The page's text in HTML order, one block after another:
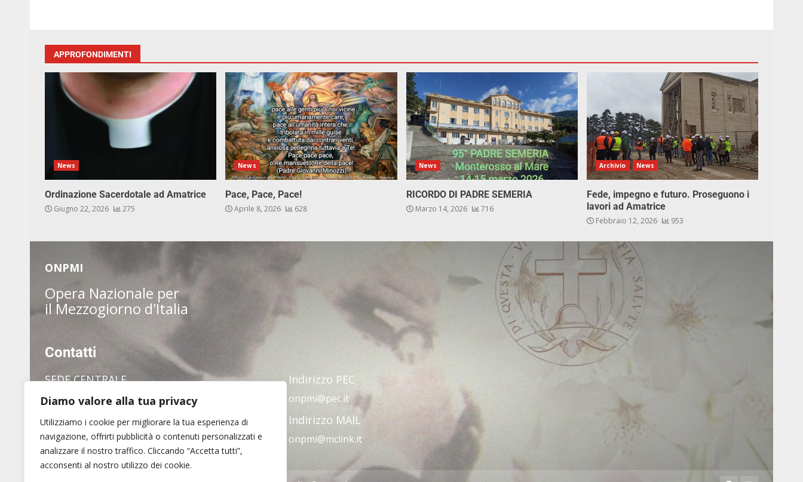
Diamo valore alla tua privacy
Utilizziamo i cookie per migliorare la tua esperienza di
navigazione, offrirti pubblicità o contenuti personalizzati e
analizzare il nostro traffico. Cliccando “Accetta tutti”,
acconsenti al nostro utilizzo dei cookie.
APPROFONDIMENTI
News
Ordinazione Sacerdotale ad Amatrice
Giugno 22, 2026 275
News
Pace, Pace, Pace!
Aprile 8, 2026 628
News
RICORDO DI PADRE SEMERIA
Marzo 14, 2026 716
Archivio News
Fede, impegno e futuro. Proseguono i
lavori ad Amatrice
Febbraio 12, 2026 953
ONPMI
Opera Nazionale per
il Mezzogiorno d'Italia
Contatti
SEDE CENTRALE
via dei Pianellari, 7
00186 Roma
Tel. (+39) 06 6880 1409
Indirizzo PEC
onpmi@pec.it
Indirizzo MAIL
onpmi@mclink.it